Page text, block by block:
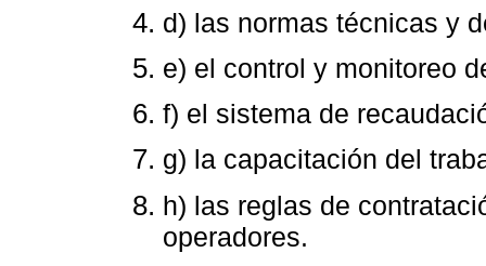
d) las normas técnicas y
e) el control y monitoreo
f) el sistema de
g) la capacitación del
h) las reglas de
operadores.